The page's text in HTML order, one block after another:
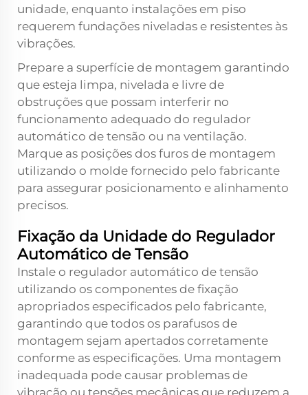
unidade, enquanto instalações em piso
requerem fundações niveladas e resistentes às
vibrações.
Prepare a superfície de montagem garantindo
que esteja limpa, nivelada e livre de
obstruções que possam interferir no
funcionamento adequado do regulador
automático de tensão ou na ventilação.
Marque as posições dos furos de montagem
utilizando o molde fornecido pelo fabricante
para assegurar posicionamento e alinhamento
precisos.
Fixação da Unidade do Regulador
Automático de Tensão
Instale o regulador automático de tensão
utilizando os componentes de fixação
apropriados especificados pelo fabricante,
garantindo que todos os parafusos de
montagem sejam apertados corretamente
conforme as especificações. Uma montagem
inadequada pode causar problemas de
vibração ou tensões mecânicas que reduzem a